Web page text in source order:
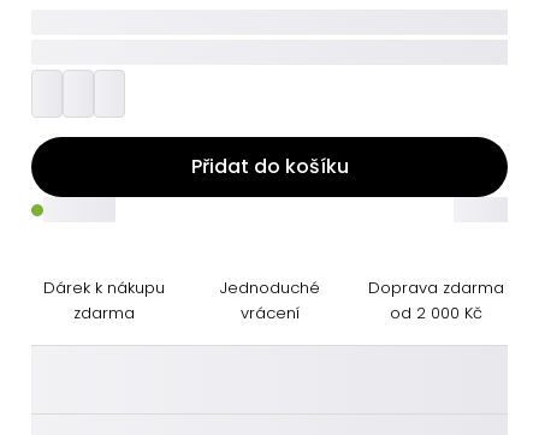
Přidat do košíku
Dárek k nákupu
zdarma
Jednoduché
vrácení
Doprava zdarma
od 2 000 Kč